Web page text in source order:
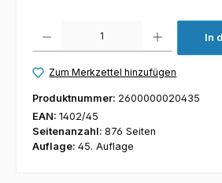
In
Zum Merkzettel hinzufügen
Produktnummer: 2600000020435
EAN: 1402/45
Seitenanzahl: 876 Seiten
Auflage: 45. Auflage